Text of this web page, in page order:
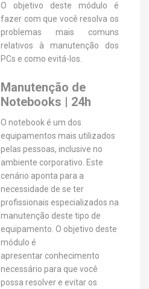
O objetivo deste módulo é
fazer com que você resolva os
problemas mais comuns
relativos à manutenção dos
PCs e como evitá-los.
Manutenção de
Notebooks | 24h
O notebook é um dos
equipamentos mais utilizados
pelas pessoas, inclusive no
ambiente corporativo. Este
cenário aponta para a
necessidade de se ter
profissionais especializados na
manutenção deste tipo de
equipamento. O objetivo deste
módulo é
apresentar conhecimento
necessário para que você
possa resolver e evitar os